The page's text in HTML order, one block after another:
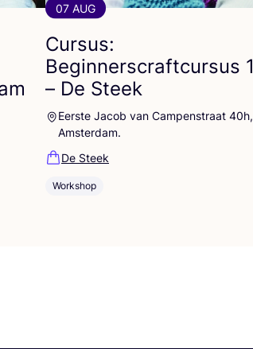
07 AUG
Cursus:
Beginnerscraftcursus 1
– De Steek
Eerste Jacob van Campenstraat 40h,
Amsterdam.
De Steek
Workshop